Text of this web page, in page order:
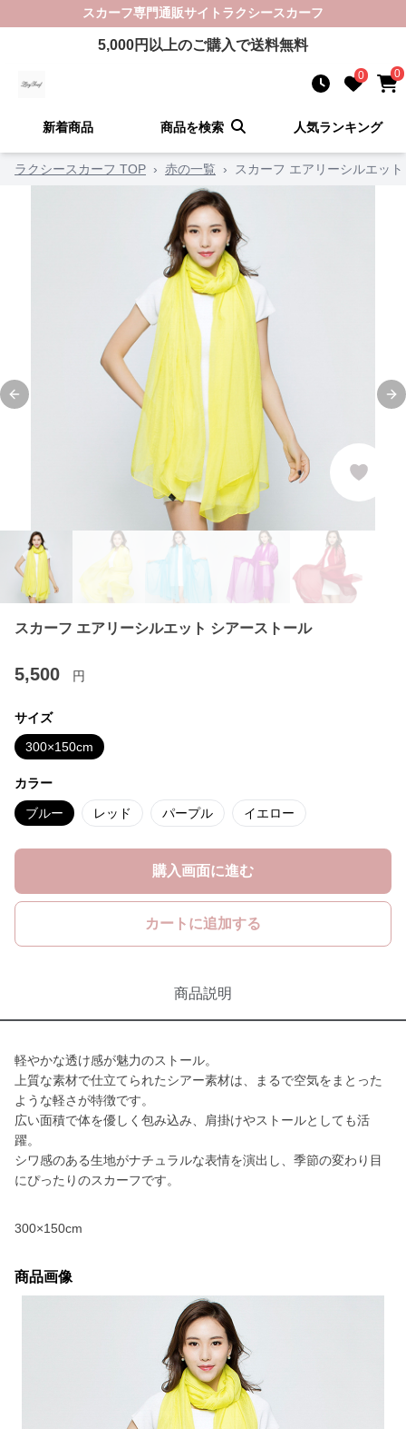
スカーフ専門通販サイト ラクシースカーフ
5,000円以上のご購入で送料無料
0 0
新着商品 商品を検索 人気ランキング
ラクシースカーフ TOP › 赤の一覧 › スカーフ エアリーシルエッ
Previous slide
スカーフ エアリーシルエット シアーストール
5,500 円
サイズ
300×150cm
カラー
ブルー レッド パープル イエロー
購入画面に進む
カートに追加する
商品説明
軽やかな透け感が魅力のストール。
上質な素材で仕立てられたシアー素材は、まるで空気をまとった
ような軽さが特徴です。
広い面積で体を優しく包み込み、肩掛けやストールとしても活
躍。
シワ感のある生地がナチュラルな表情を演出し、季節の変わり目
にぴったりのスカーフです。
300×150cm
商品画像